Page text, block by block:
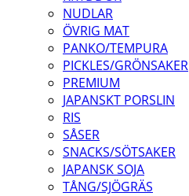
NUDLAR
ÖVRIG MAT
PANKO/TEMPURA
PICKLES/GRÖNSAKER
PREMIUM
JAPANSKT PORSLIN
RIS
SÅSER
SNACKS/SÖTSAKER
JAPANSK SOJA
TÅNG/SJÖGRÄS